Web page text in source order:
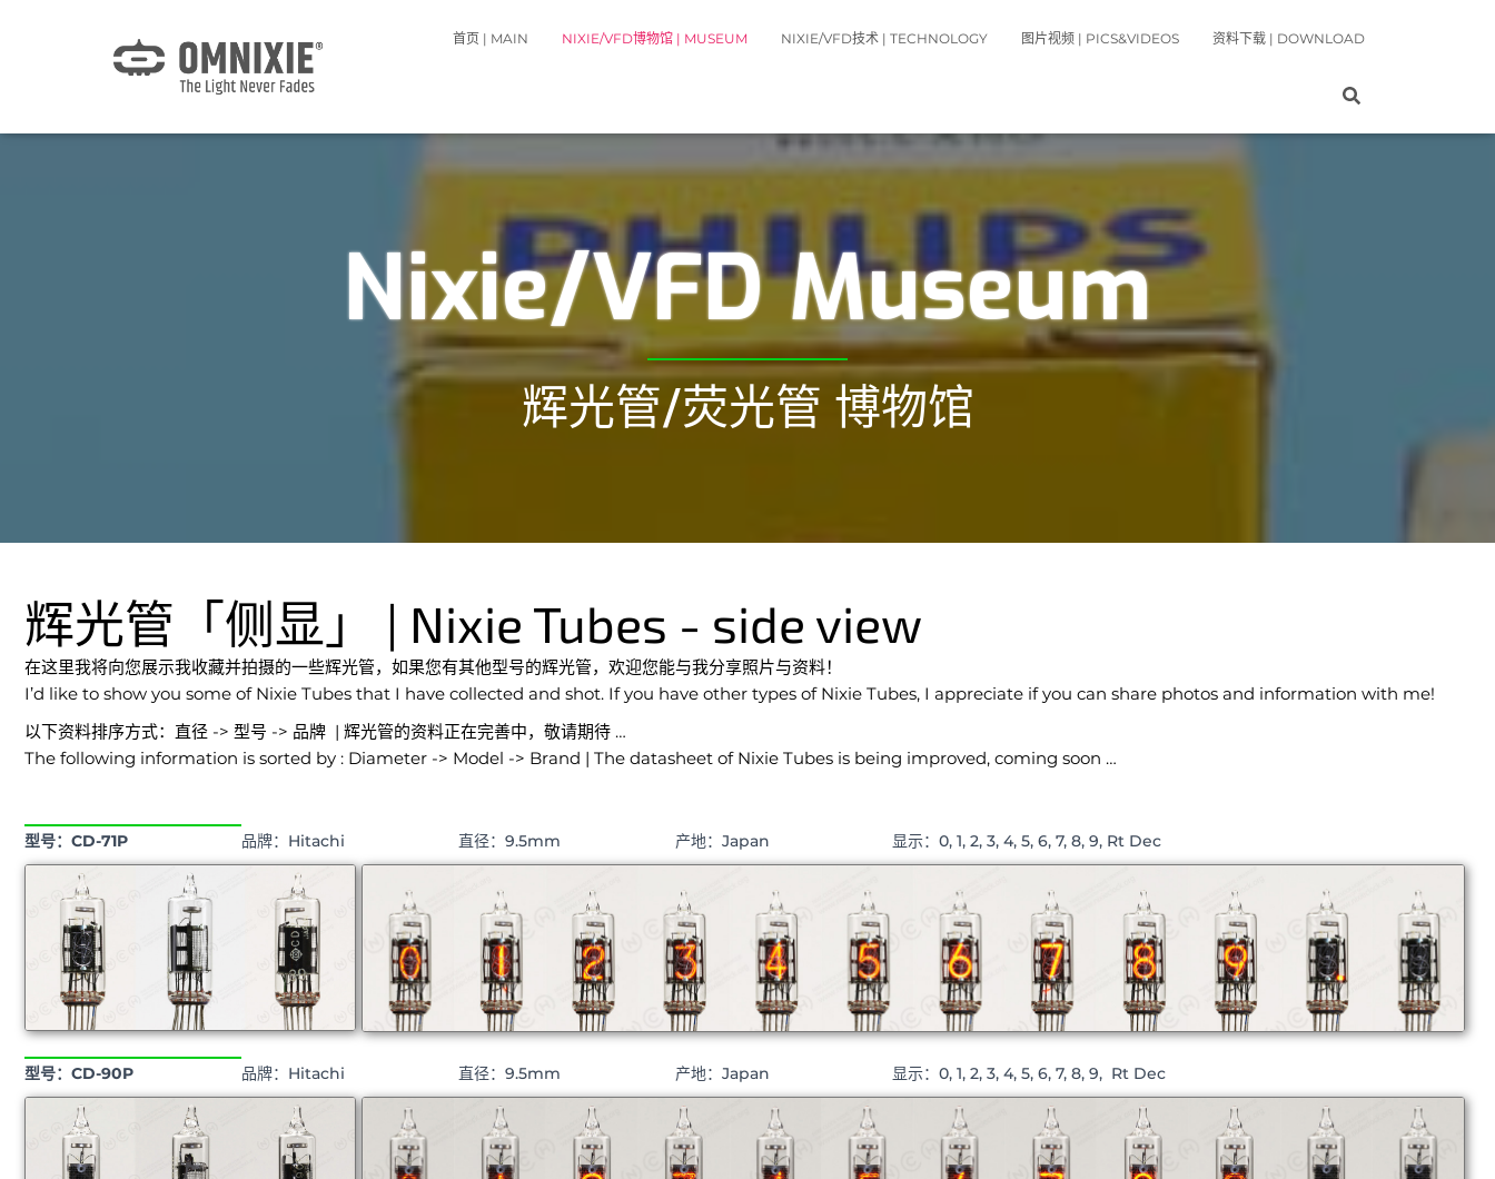
首页 | MAIN NIXIE/VFD博物馆 | MUSEUM NIXIE/VFD技术 | TECHNOLOGY 图片视频 | PICS&VIDEOS 资料下载 | DOWNLOAD
Nixie/VFD Museum
辉光管/荧光管 博物馆
辉光管「侧显」 | Nixie Tubes - side view
在这里我将向您展示我收藏并拍摄的一些辉光管，如果您有其他型号的辉光管，欢迎您能与我分享照片与资料！
I’d like to show you some of Nixie Tubes that I have collected and shot. If you have other types of Nixie Tubes, I appreciate if you can share photos and information with me!
以下资料排序方式：直径 -> 型号 -> 品牌 | 辉光管的资料正在完善中，敬请期待 …
The following information is sorted by : Diameter -> Model -> Brand | The datasheet of Nixie Tubes is being improved, coming soon …
型号：CD-71P 品牌：Hitachi 直径：9.5mm 产地：Japan 显示：0, 1, 2, 3, 4, 5, 6, 7, 8, 9, Rt Dec
型号：CD-90P 品牌：Hitachi 直径：9.5mm 产地：Japan 显示：0, 1, 2, 3, 4, 5, 6, 7, 8, 9, Rt Dec